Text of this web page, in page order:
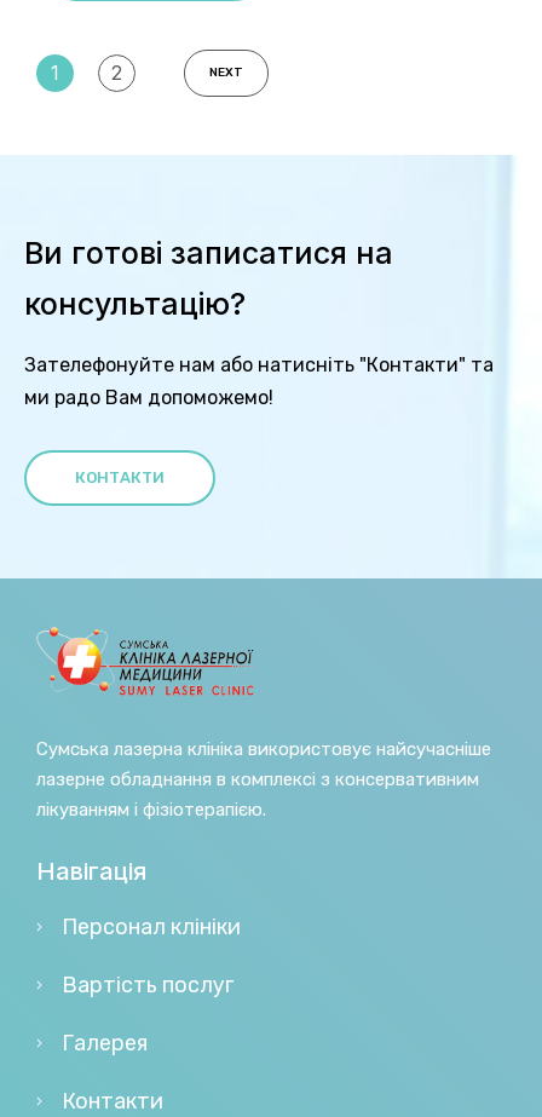
1 2 NEXT
Ви готові записатися на
консультацію?
Зателефонуйте нам або натисніть "Контакти" та
ми радо Вам допоможемо!
КОНТАКТИ
Сумська лазерна клініка використовує найсучасніше
лазерне обладнання в комплексі з консервативним
лікуванням і фізіотерапією.
Навігація
Персонал клініки
Вартість послуг
Галерея
Контакти